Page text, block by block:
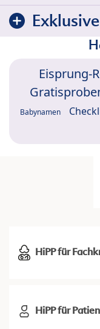
Eisprung-
Babynamen
HiPP für
HiPP für